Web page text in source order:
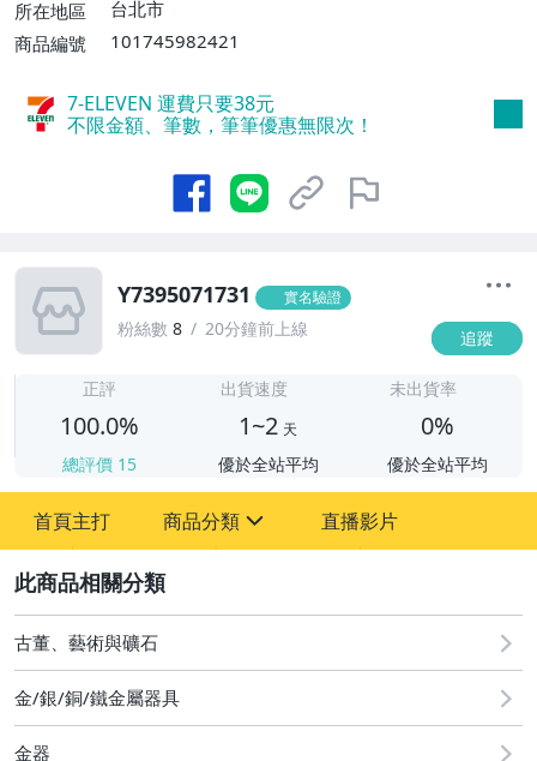
所在地區
台北市
商品編號
101745982421
7-ELEVEN 運費只要38元
不限金額、筆數，筆筆優惠無限次！
Y7395071731 實名驗證
粉絲數 8 20分鐘前上線 追蹤
正評
100.0%
總評價 15
出貨速度
1~2 天
優於全站平均
未出貨率
0%
優於全站平均
首頁主打 商品分類
古董、藝術與礦石
手機、配件與通訊
直播影片
古董、藝術與礦石
金/銀/銅/鐵金屬器具
金器